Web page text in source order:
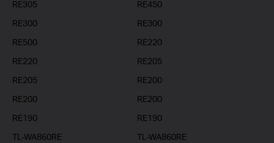
RE305
RE450
RE300
RE300
RE500
RE220
RE220
RE205
RE205
RE200
RE200
RE200
RE190
RE190
TL-WA860RE
TL-WA860RE